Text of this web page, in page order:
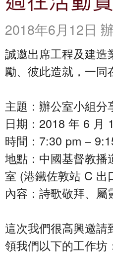
2018年6月12日
誠邀出席工程及建造
勵、彼此造就，一同
主題：辦公室小組分
日期：2018 年 6 月
時間：7:30 pm –
地點：中國基督教
室 (港鐵佐敦站 C 出
內容：詩歌敬拜、
這次我們很高興邀
領我們以下的工作坊